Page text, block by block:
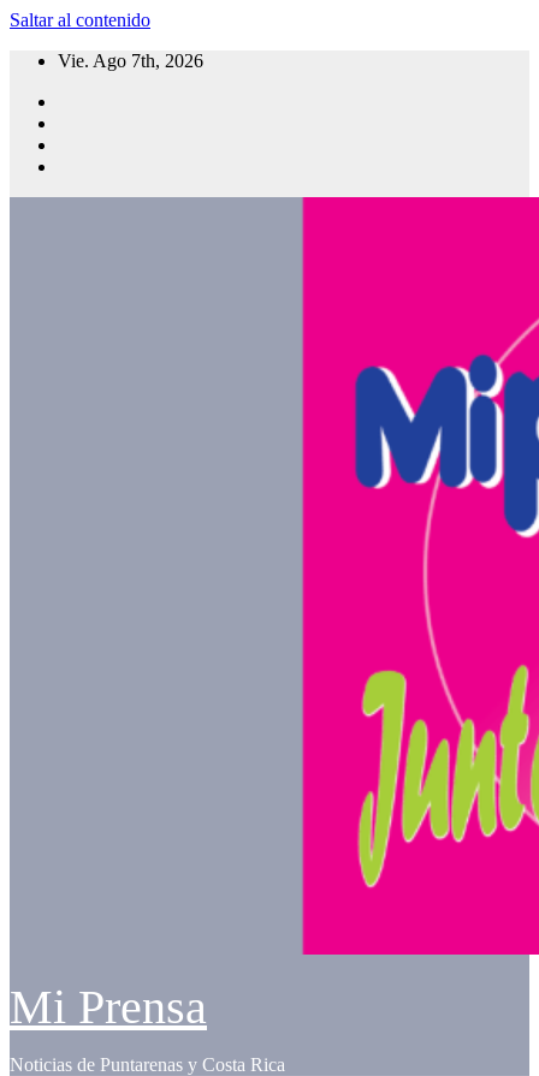
Saltar al contenido
Vie. Ago 7th, 2026
Mi Prensa
Noticias de Puntarenas y Costa Rica